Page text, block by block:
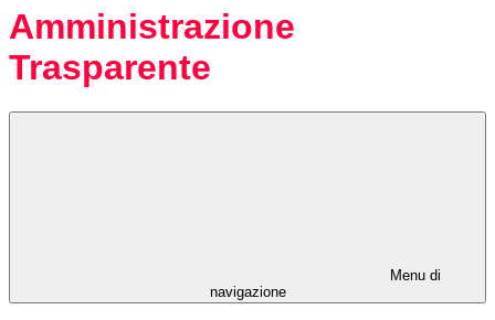
Amministrazione
Trasparente
Menu di
navigazione